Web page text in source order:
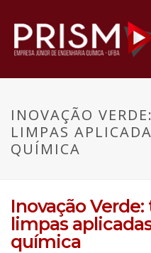
INOVAÇÃO
LIMPAS
QUÍMICA
Inovação
limpas
química